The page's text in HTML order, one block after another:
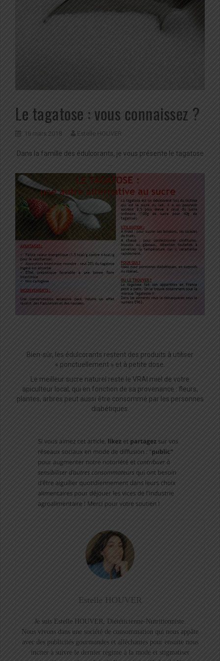
Le tagatose : vous connaissez ?
16 mars 2018 Estelle HOUVER
Dans la famille des édulcorants, je vous présente le tagatose
Bien-sûr, les édulcorants restent des produits à utiliser
« ponctuellement » et à petite dose.
Le meilleur sucre naturel reste le VRAI miel de votre
apiculteur local, qui en fonction de sa provenance : fleurs,
plantes, arbres peut aussi être consommé par les personnes
diabétiques.
Estelle HOUVER
Je suis Estelle HOUVER, Diététicienne-Nutritionniste.
Nous vivons dans une société de consommation qui nous appâte
avec des publicités gourmandes et alléchantes pour ensuite nous
inciter à suivre le dernier régime à la mode et stigmatiser